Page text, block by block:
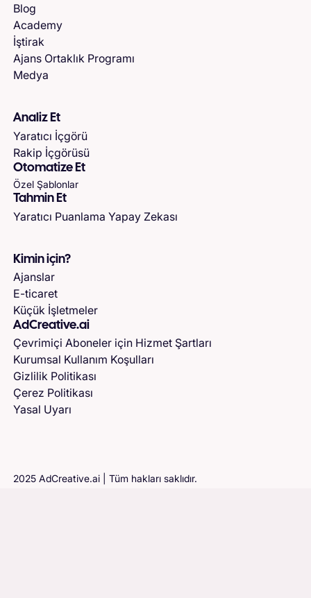
Blog
Academy
İştirak
Ajans Ortaklık Programı
Medya
Analiz Et
Yaratıcı İçgörü
Rakip İçgörüsü
Otomatize Et
Özel Şablonlar
Tahmin Et
Yaratıcı Puanlama Yapay Zekası
Kimin için?
Ajanslar
E-ticaret
Küçük İşletmeler
AdCreative.ai
Çevrimiçi Aboneler için Hizmet Şartları
Kurumsal Kullanım Koşulları
Gizlilik Politikası
Çerez Politikası
Yasal Uyarı
2025 AdCreative.ai | Tüm hakları saklıdır.